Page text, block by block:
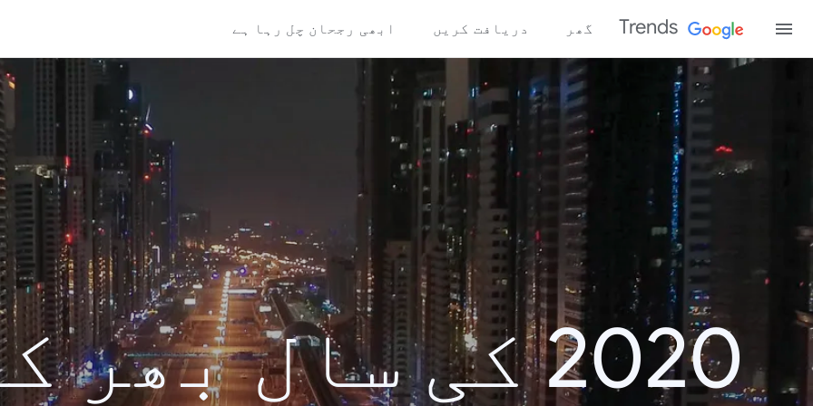
Trends گھر دریافت کریں ابھی رجحان چل رہا ہے
2020 کی سال